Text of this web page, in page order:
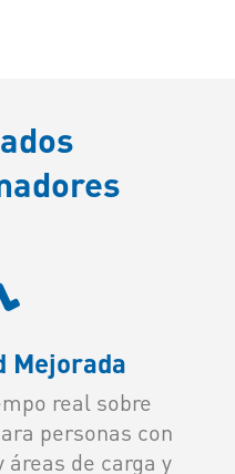
Mejorada
real sobre
personas con
de carga y